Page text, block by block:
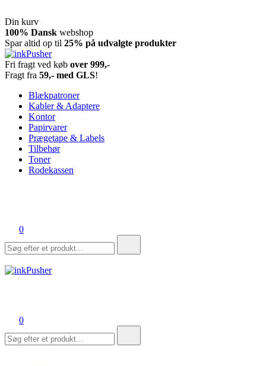
Din kurv
Spring
til
indhold
100% Dansk webshop
Spar altid op til 25% på udvalgte produkter
inkPusher
Leverandør af blækpatroner, kontor artikler og meget mere
Fri fragt ved køb over 999,-
Fragt fra 59,- med GLS!
Blækpatroner
Kabler & Adaptere
Kontor
Papirvarer
Prægetape & Labels
Tilbehør
Toner
Rodekassen
0
efter:
0
efter: